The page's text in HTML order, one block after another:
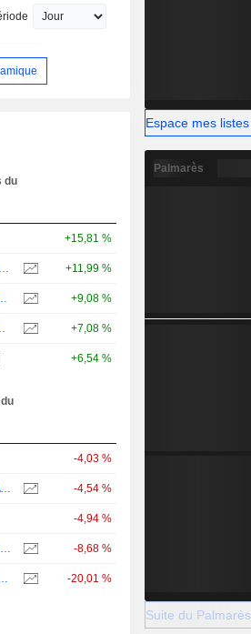
du
+15,81 %
MICROCHIP TECHNOLOGY INCORPORATED +11,99 %
INC. +9,08 %
+7,08 %
+6,54 %
-4,03 %
SANDISK CORPORATION -4,54 %
-4,94 %
SEAGATE TECHNOLOGY HOLDINGS PLC -8,68 %
DESK, INC. -20,01 %
Espace mes listes
Palmarès
Suite du Palmarès